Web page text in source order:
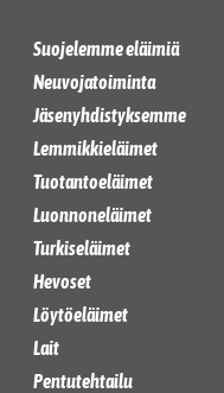
Suojelemme eläimiä
Neuvojatoiminta
Jäsenyhdistyksemme
Lemmikkieläimet
Tuotantoeläimet
Luonnoneläimet
Turkiseläimet
Hevoset
Löytöeläimet
Lait
Pentutehtailu